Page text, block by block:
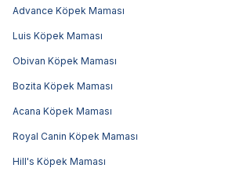
Advance Köpek Maması
Luis Köpek Maması
Obivan Köpek Maması
Bozita Köpek Maması
Acana Köpek Maması
Royal Canin Köpek Maması
Hill's Köpek Maması